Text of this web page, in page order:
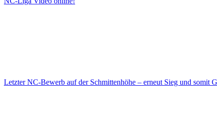
Letzter NC-Bewerb auf der Schmittenhöhe – erneut Sieg und somit